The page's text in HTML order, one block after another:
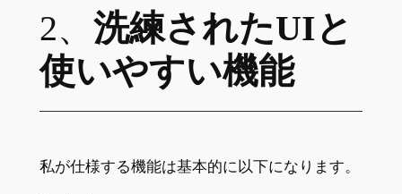
2、 洗練されたUIと
使いやすい機能
私が仕様する機能は基本的に以下になります。